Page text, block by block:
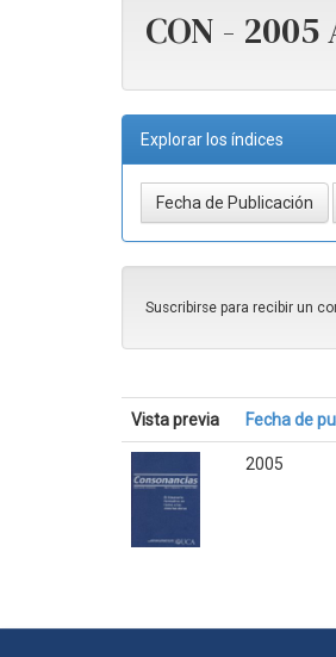
CON -
Explorar los índices
Suscribirse para recibir un
Vista previa
Fecha de
2005